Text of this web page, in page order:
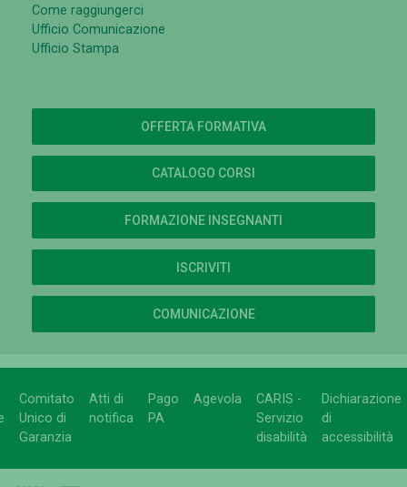
Come raggiungerci
Ufficio Comunicazione
Ufficio Stampa
OFFERTA FORMATIVA
CATALOGO CORSI
FORMAZIONE INSEGNANTI
ISCRIVITI
COMUNICAZIONE
Comitato
Unico di
Garanzia
Atti di
notifica
Pago
PA
Agevola
CARIS -
Servizio
disabilità
Dichiarazione
di
accessibilità